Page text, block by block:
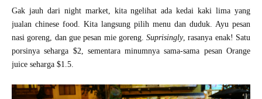
Gak jauh dari night market, kita ngelihat ada kedai kaki lima yang
jualan chinese food. Kita langsung pilih menu dan duduk. Ayu pesan
nasi goreng, dan gue pesan mie goreng.Suprisingly, rasanya enak! Satu
porsinya seharga $2, sementara minumnya sama-sama pesan Orange
juice seharga $1.5.